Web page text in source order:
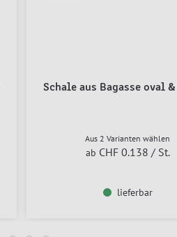
Schale aus Bagasse oval
Aus 2 Varianten wählen
ab CHF 0.138 / St.
lieferbar